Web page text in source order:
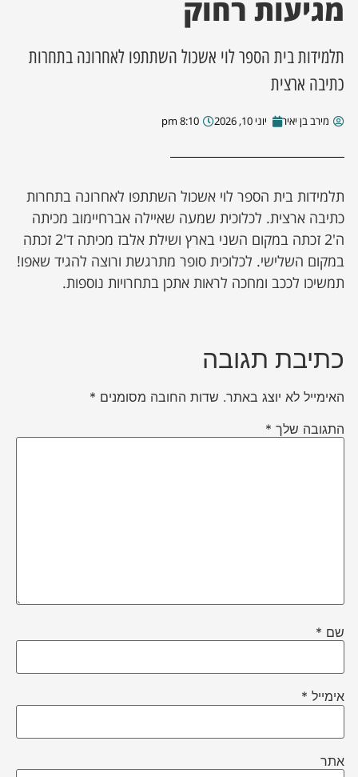
השבוע
מגיעות רחוק
תלמידות בית הספר לוי אשכול השתתפו לאחרונה בתחרות
כתיבה ארצית
מירב בן יאיר יוני 10, 2026 8:10 pm
תלמידות בית הספר לוי אשכול השתתפו לאחרונה בתחרות
כתיבה ארצית. לכלוכית שמעה שאיילה אברחיימוב מכיתה
ה'2 זכתה במקום השני בארץ ושילת אלבז מכיתה ד'2 זכתה
במקום השלישי. לכלוכית סופר מתרגשת ורוצה להגיד שאפו!
תמשיכו לככב ומחכה לראות אתכן בתחרויות נוספות.
כתיבת תגובה
האימייל לא יוצג באתר. שדות החובה מסומנים *
התגובה שלך *
שם *
אימייל *
אתר